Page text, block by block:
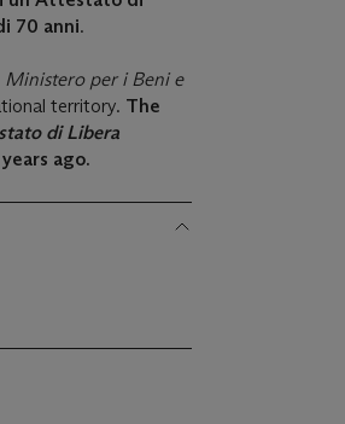
70 anni.
Ministero per i Beni e
territory. The
di Libera
ago.